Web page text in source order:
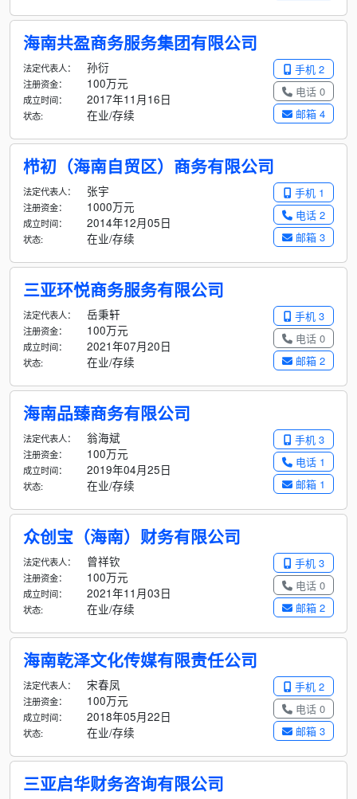
海南共盈商务服务集团有限公司
手机 2
电话 0
邮箱 4
法定代表人： 孙衍
注册资金： 100万元
成立时间： 2017年11月16日
状态: 在业/存续
栉初（海南自贸区）商务有限公司
手机 1
电话 2
邮箱 3
法定代表人： 张宇
注册资金： 1000万元
成立时间： 2014年12月05日
状态: 在业/存续
三亚环悦商务服务有限公司
手机 3
电话 0
邮箱 2
法定代表人： 岳秉轩
注册资金： 100万元
成立时间： 2021年07月20日
状态: 在业/存续
海南品臻商务有限公司
手机 3
电话 1
邮箱 1
法定代表人： 翁海斌
注册资金： 100万元
成立时间： 2019年04月25日
状态: 在业/存续
众创宝（海南）财务有限公司
手机 3
电话 0
邮箱 2
法定代表人： 曾祥钦
注册资金： 100万元
成立时间： 2021年11月03日
状态: 在业/存续
海南乾泽文化传媒有限责任公司
手机 2
电话 0
邮箱 3
法定代表人： 宋春凤
注册资金： 100万元
成立时间： 2018年05月22日
状态: 在业/存续
三亚启华财务咨询有限公司